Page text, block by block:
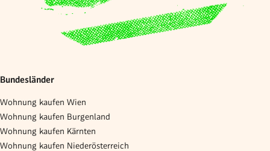
Bundesländer
Wohnung kaufen Wien
Wohnung kaufen Burgenland
Wohnung kaufen Kärnten
Wohnung kaufen Niederösterreich